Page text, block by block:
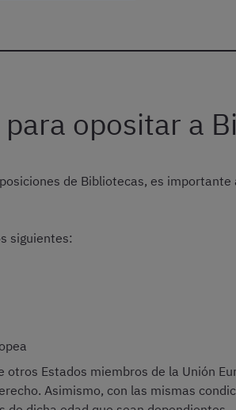
opositar a
de Bibliotecas, es importante
siguientes:
otros Estados miembros de la Unión
Asimismo, con las mismas